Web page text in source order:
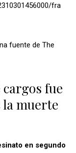
fra
fuente de The
fue
muerte
en segundo